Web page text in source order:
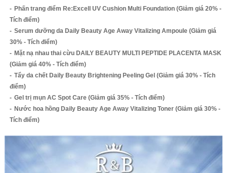
Phấn trang điểm Re:Excell UV Cushion Multi Foundation (Giảm giá 20% -
Tích điểm)
Serum dưỡng da Daily Beauty Age Away Vitalizing Ampoule (Giảm giá
30% - Tích điểm)
Mặt nạ nhau thai cừu DAILY BEAUTY MULTI PEPTIDE PLACENTA MASK
(Giảm giá 40% - Tích điểm)
Tẩy da chết Daily Beauty Brightening Peeling Gel (Giảm giá 30% - Tích
điểm)
Gel trị mụn AC Spot Care (Giảm giá 35% - Tích điểm)
Nước hoa hồng Daily Beauty Age Away Vitalizing Toner (Giảm giá 30% -
Tích điểm)